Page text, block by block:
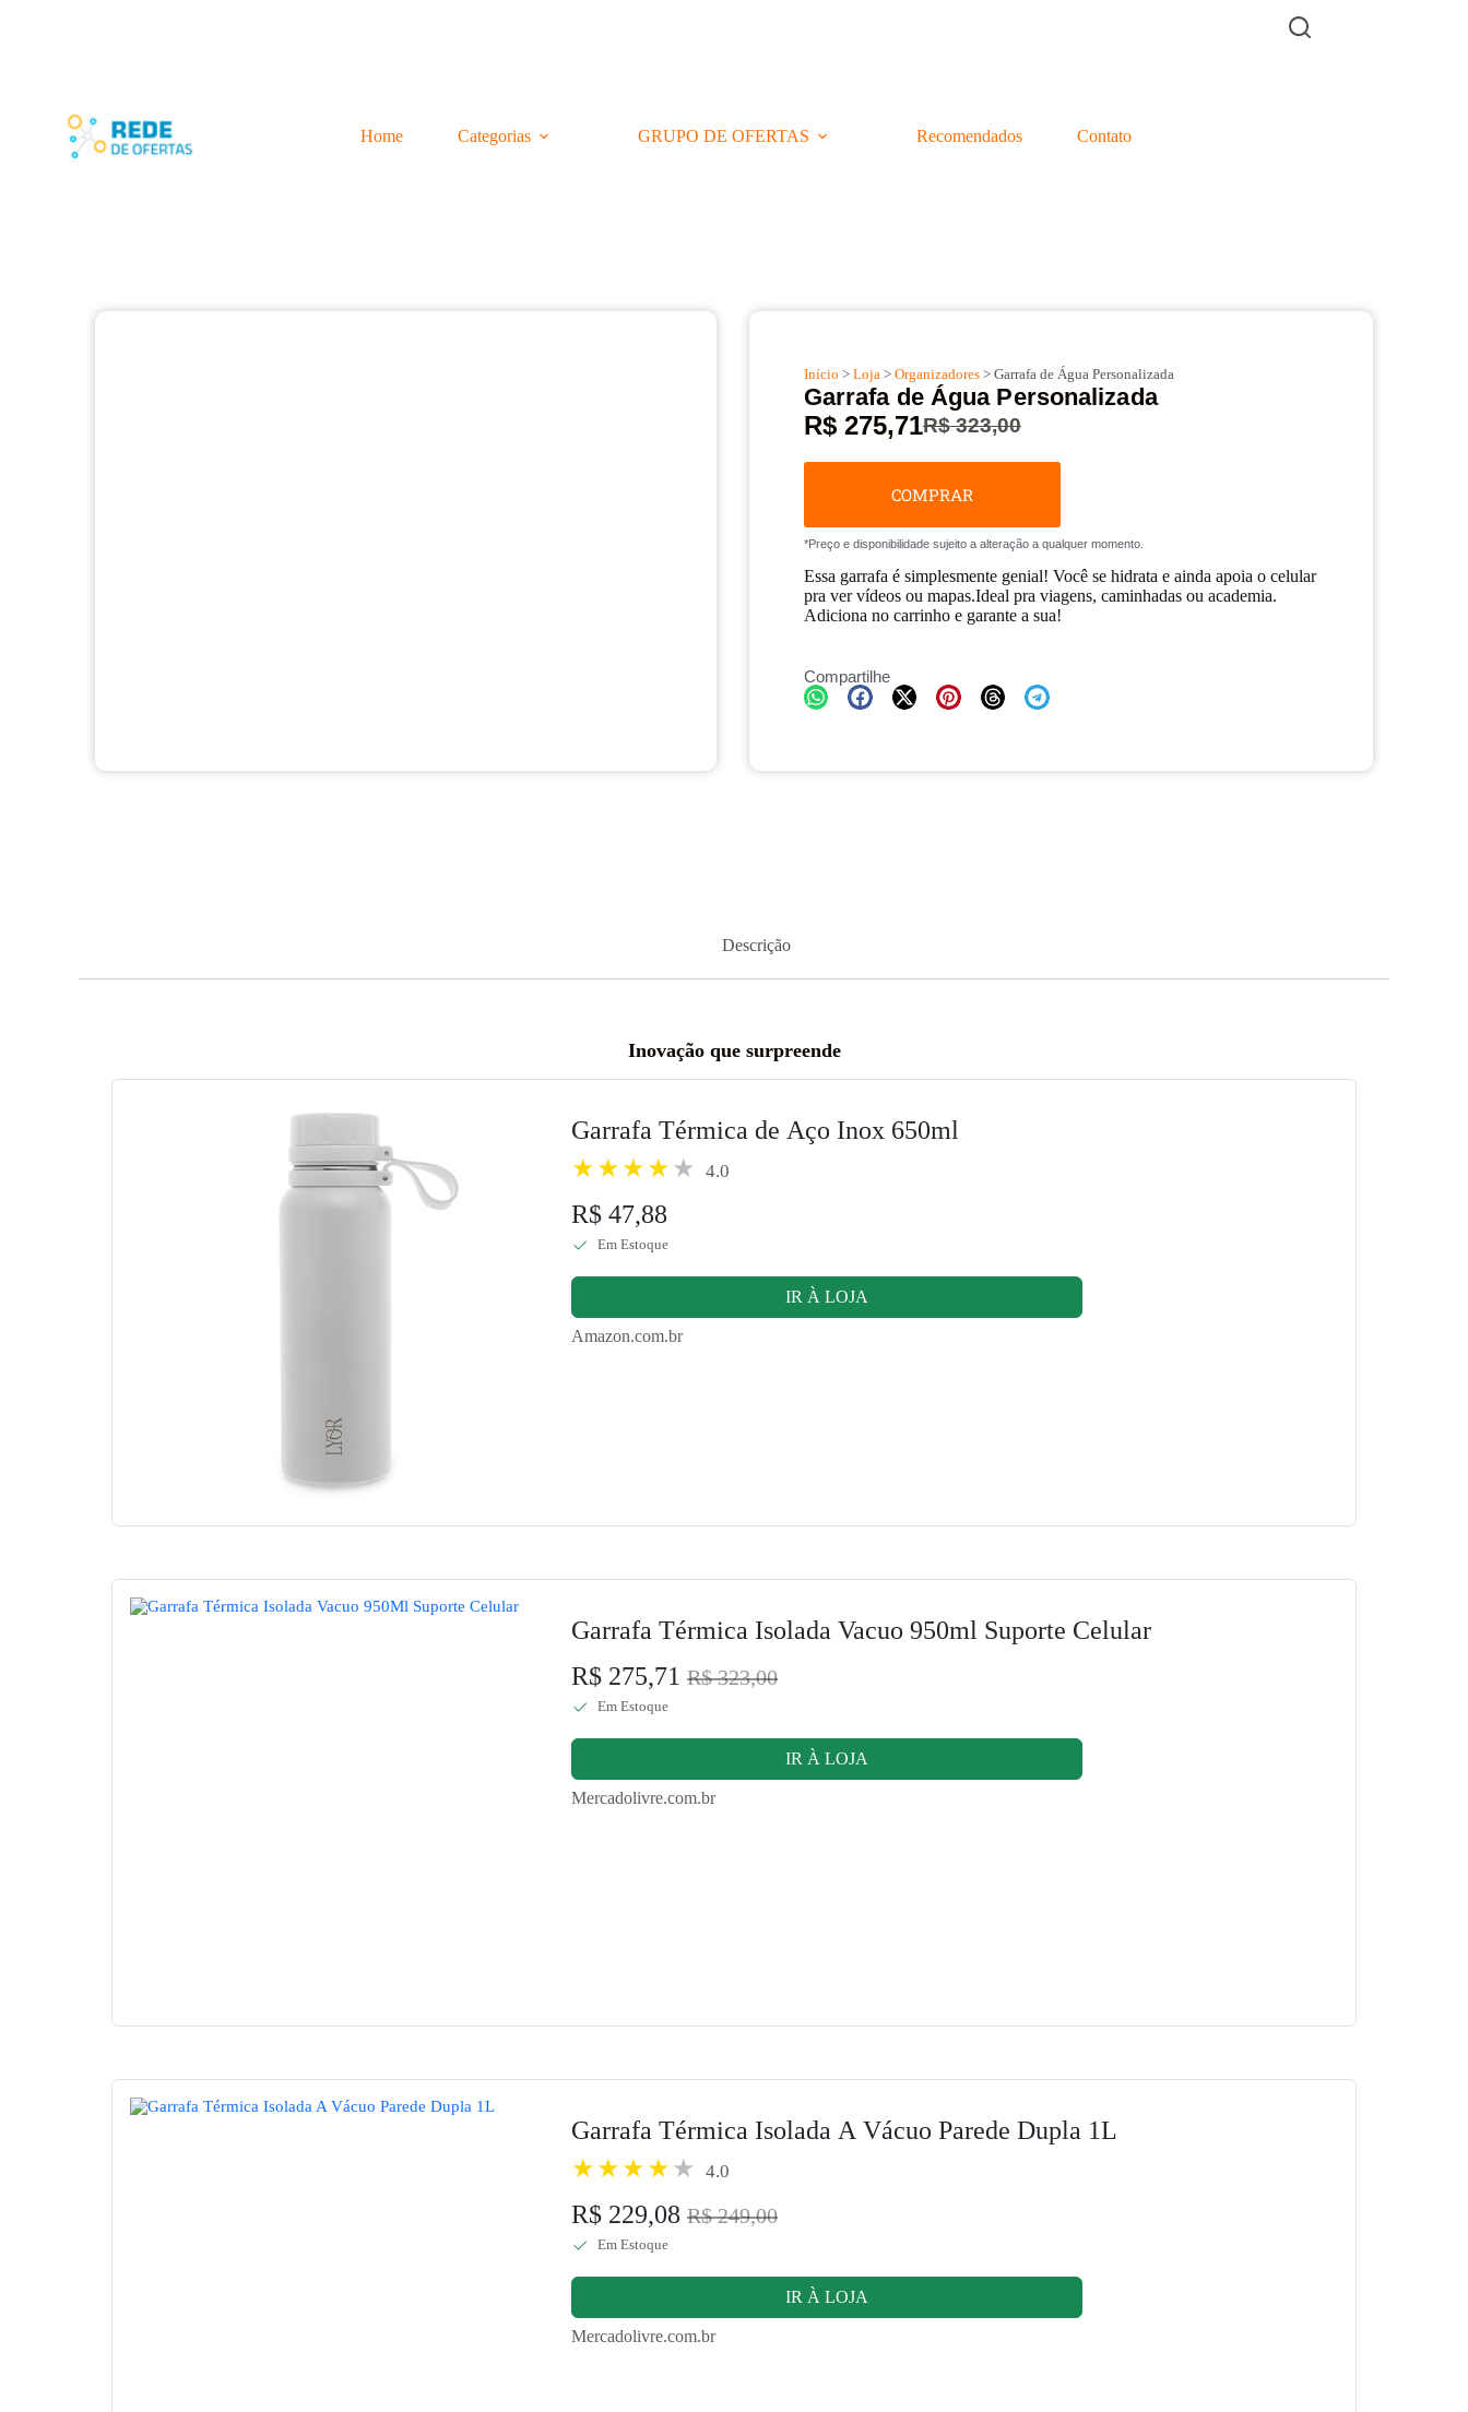
Home Categorias GRUPO DE OFERTAS Recomendados Contato
Início > Loja> Organizadores> Garrafa de Água Personalizada
Garrafa de Água Personalizada
R$323,00
R$275,71
COMPRAR
*Preço e disponibilidade sujeito a alteração a qualquer momento.
Essa garrafa é simplesmente genial! Você se hidrata e ainda apoia o celular
pra ver vídeos ou mapas.Ideal pra viagens, caminhadas ou academia.
Adiciona no carrinho e garante a sua!
Compartilhe
Descrição
Inovação que surpreende
Garrafa Térmica de Aço Inox 650ml
4.0
R$ 47,88
Em Estoque
IR À LOJA
Amazon.com.br
Garrafa Térmica Isolada Vacuo 950ml Suporte Celular
R$ 275,71 R$ 323,00
Em Estoque
IR À LOJA
Mercadolivre.com.br
Garrafa Térmica Isolada A Vácuo Parede Dupla 1L
4.0
R$ 229,08 R$ 249,00
Em Estoque
IR À LOJA
Mercadolivre.com.br